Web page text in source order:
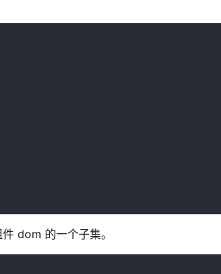
dom 的一个子集。